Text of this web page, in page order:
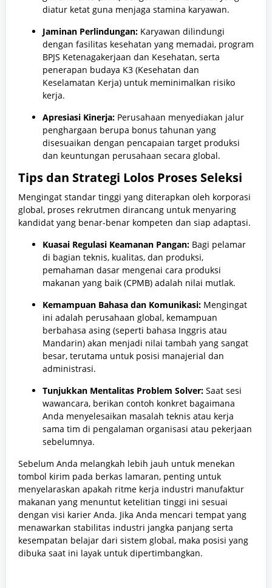
diatur ketat guna menjaga stamina karyawan.
Jaminan Perlindungan: Karyawan dilindungi
dengan fasilitas kesehatan yang memadai, program
BPJS Ketenagakerjaan dan Kesehatan, serta
penerapan budaya K3 (Kesehatan dan
Keselamatan Kerja) untuk meminimalkan risiko
kerja.
Apresiasi Kinerja: Perusahaan menyediakan jalur
penghargaan berupa bonus tahunan yang
disesuaikan dengan pencapaian target produksi
dan keuntungan perusahaan secara global.
Tips dan Strategi Lolos Proses Seleksi
Mengingat standar tinggi yang diterapkan oleh korporasi
global, proses rekrutmen dirancang untuk menyaring
kandidat yang benar-benar kompeten dan siap adaptasi.
Kuasai Regulasi Keamanan Pangan: Bagi pelamar
di bagian teknis, kualitas, dan produksi,
pemahaman dasar mengenai cara produksi
makanan yang baik (CPMB) adalah nilai mutlak.
Kemampuan Bahasa dan Komunikasi: Mengingat
ini adalah perusahaan global, kemampuan
berbahasa asing (seperti bahasa Inggris atau
Mandarin) akan menjadi nilai tambah yang sangat
besar, terutama untuk posisi manajerial dan
administrasi.
Tunjukkan Mentalitas Problem Solver: Saat sesi
wawancara, berikan contoh konkret bagaimana
Anda menyelesaikan masalah teknis atau kerja
sama tim di pengalaman organisasi atau pekerjaan
sebelumnya.
Sebelum Anda melangkah lebih jauh untuk menekan
tombol kirim pada berkas lamaran, penting untuk
menyelaraskan apakah ritme kerja industri manufaktur
makanan yang menuntut ketelitian tinggi ini sesuai
dengan visi karier Anda. Jika Anda mencari tempat yang
menawarkan stabilitas industri jangka panjang serta
kesempatan belajar dari sistem global, maka posisi yang
dibuka saat ini layak untuk dipertimbangkan.